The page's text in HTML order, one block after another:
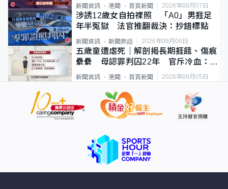
新聞資訊 港聞 首頁新聞 2026年08月07日
涉誘12歲女自拍祼照 「A0」男捱足
年半冤獄 法官推翻裁決：抄錯標點
新聞資訊 新聞熱話 2026年08月06日
五歲童遭虐死｜解剖揭長期捱餓、傷痕
纍纍 母認罪判囚22年 官斥冷血：同
類案最惡劣
新聞資訊 港聞 首頁新聞 2026年08月05日